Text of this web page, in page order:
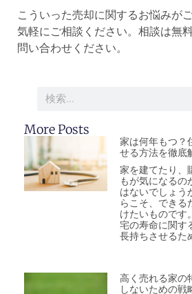
こういった売却に関するお悩みが
気軽にご相談ください。相談は無
問い合わせください。
More Posts
家は何年もつ？
せる方法を徹底
家を建てたり、
もが気になるの
はないでしょう
らこそ、できる
けたいものです
宅の寿命に関す
長持ちさせるた
高く売れる家の
しないための戦